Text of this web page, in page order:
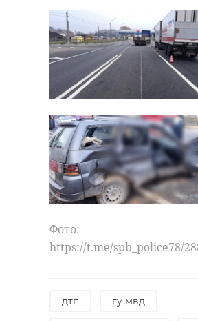
Фото:
https://t.me/spb_police78/
дтп гу мвд
драка
Поделиться статьей:
и участниками СВО, а также
улучшение городской
инфраструктуры.
Фото: АНО «Россия –
возможностей»
Созвездие Флагманов
образования
АНО «Россия – страна
возможностей»